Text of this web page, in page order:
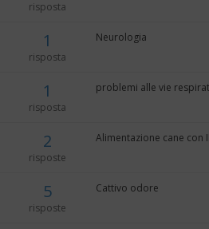
risposta
1
risposta
Neurologia
1
risposta
problemi alle vie
2
risposte
Alimentazione cane con
5
risposte
Cattivo odore